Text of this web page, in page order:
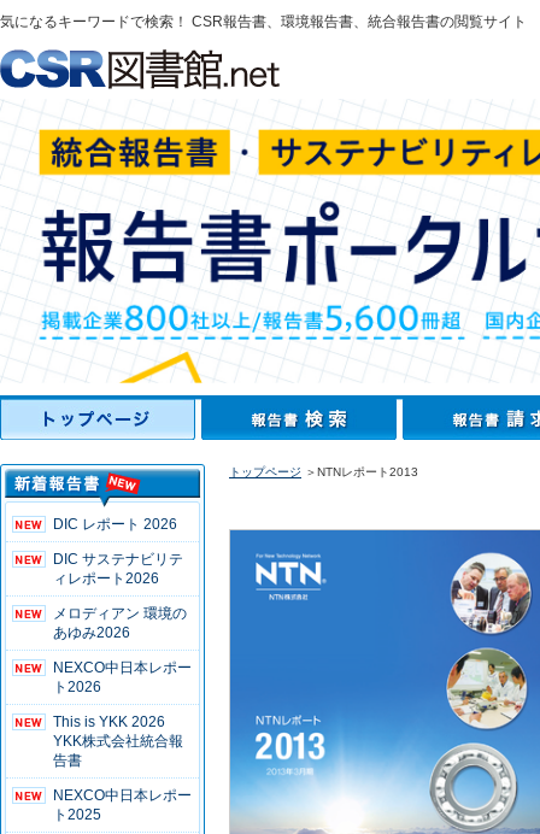
気になるキーワードで検索！ CSR報告書、環境報告書、統合報告書の閲覧サイト
DIC レポート 2026
DIC サステナビリテ
ィレポート2026
メロディアン 環境の
あゆみ2026
NEXCO中日本レポー
ト2026
This is YKK 2026
YKK株式会社統合報
告書
NEXCO中日本レポー
ト2025
トップページ ＞NTNレポート2013